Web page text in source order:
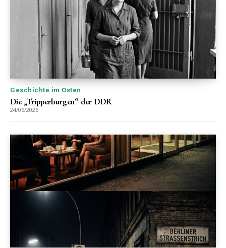
Geschichte im Osten
Die „Tripperburgen“ der DDR
24/06/2026